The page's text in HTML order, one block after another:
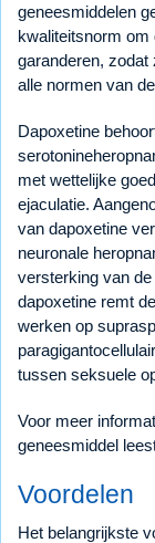
geneesmiddelen
kwaliteitsnorm om
garanderen, zodat
alle normen van
Dapoxetine
met wettelijke
ejaculatie.
van dapoxetine
neuronale
versterking van
dapoxetine remt
werken op
tussen seksuele
Voor meer
geneesmiddel
Voordelen
Het belangrijkste